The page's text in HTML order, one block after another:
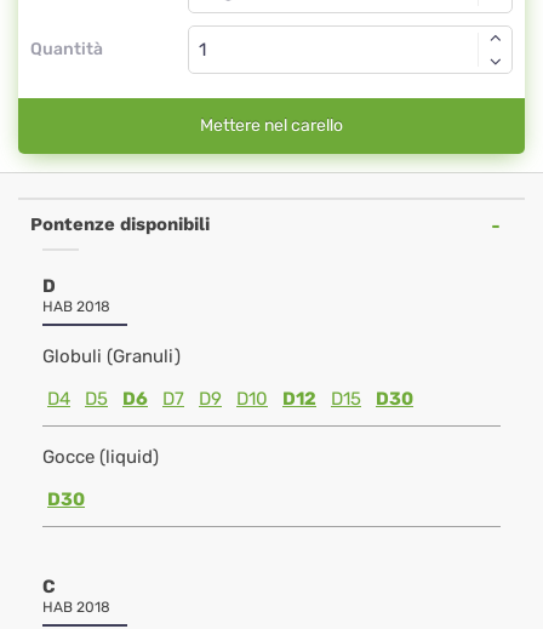
Quantità
Mettere nel carello
Pontenze disponibili
D
HAB 2018
Globuli (Granuli)
D4
D5 D6 D7 D9 D10 D12 D15 D30
Gocce (liquid)
D30
C
HAB 2018